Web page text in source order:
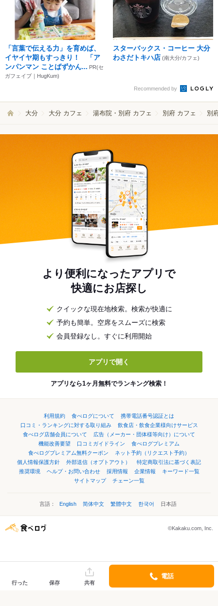
「言葉で伝える力」を育めば、
イヤイヤ期もすっきり！ 「ア
ンパンマン ことばずかん... PR(セ
ガフェイブ｜HugKum)
スターバックス・コーヒー 大分
わさだトキハ店 (南大分/カフェ)
Recommended by
大分 大分 カフェ 湯布院・別府 カフェ 別府 カフェ 別
より便利になったアプリで
快適にお店探し
クイックな現在地検索。検索が快適に
予約も簡単。空席をスムーズに検索
会員登録なし。すぐに利用開始
アプリで開く
アプリなら1ヶ月無料でランキング検索！
利用規約 食べログについて
携帯電話番号認証とは
口コミ・ランキングに対する取り組み
飲食店・飲食企業様向けサービス
食べログ店舗会員について
広告（メーカー・団体様等向け）について
機能改善要望
口コミガイドライン
食べログプレミアム
食べログプレミアム無料クーポン
ネット予約（リクエスト予約）
個人情報保護方針
外部送信（オプトアウト）
特定商取引法に基づく表記
推奨環境
ヘルプ・お問い合わせ 採用情報 企業情報
キーワード一覧
サイトマップ
チェーン一覧
言語： English 简体中文 繁體中文 한국어 日本語
©Kakaku.com, Inc.
行った 保存 共有
電話